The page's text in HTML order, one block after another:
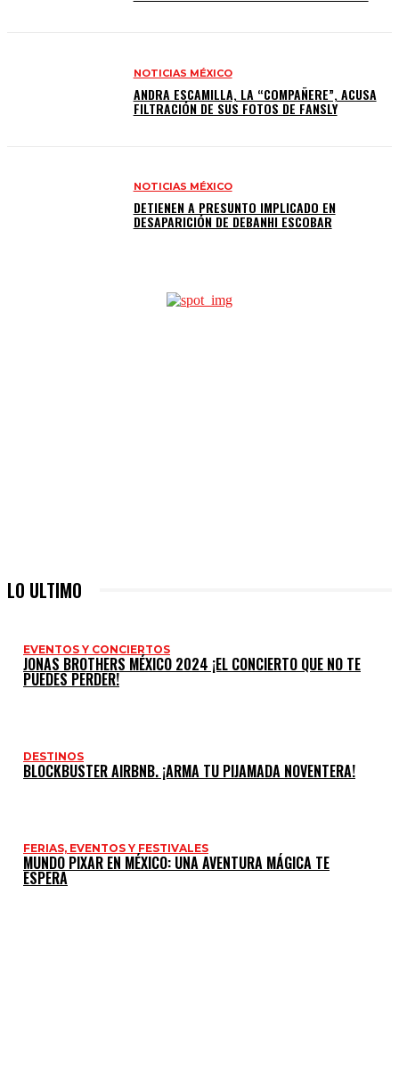
NOTICIAS MÉXICO
ANDRA ESCAMILLA, LA “COMPAÑERE”, ACUSA
FILTRACIÓN DE SUS FOTOS DE FANSLY
NOTICIAS MÉXICO
DETIENEN A PRESUNTO IMPLICADO EN
DESAPARICIÓN DE DEBANHI ESCOBAR
LO ULTIMO
EVENTOS Y CONCIERTOS
JONAS BROTHERS MÉXICO 2024 ¡EL CONCIERTO QUE NO TE
PUEDES PERDER!
DESTINOS
BLOCKBUSTER AIRBNB. ¡ARMA TU PIJAMADA NOVENTERA!
FERIAS, EVENTOS Y FESTIVALES
MUNDO PIXAR EN MÉXICO: UNA AVENTURA MÁGICA TE
ESPERA